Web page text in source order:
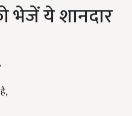
भेजें ये शानदार